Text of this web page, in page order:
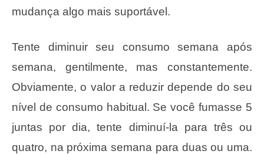
mudança algo mais suportável.
Tente diminuir seu consumo semana após
semana, gentilmente, mas constantemente.
Obviamente, o valor a reduzir depende do seu
nível de consumo habitual. Se você fumasse 5
juntas por dia, tente diminuí-la para três ou
quatro, na próxima semana para duas ou uma.